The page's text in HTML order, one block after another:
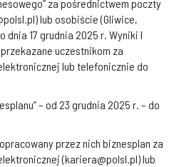
za pośrednictwem poczty
lub osobiście (Gliwice,
dnia 17 grudnia 2025 r. Wyniki I
uczestnikom za
lub telefonicznie do
– od 23 grudnia 2025 r. – do
przez nich biznesplan za
(kariera@polsl.pl) lub